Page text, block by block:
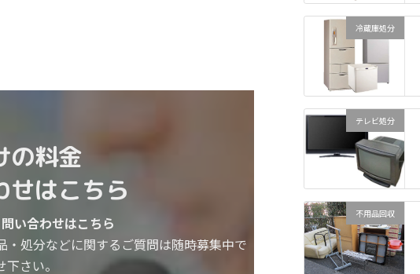
の料金
せはこちら
い合わせはこちら
・処分などに関するご質問は随時募集中で
さい。
冷蔵庫処分
テレビ処分
不用品回収